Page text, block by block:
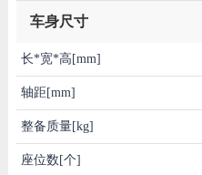
车身尺寸
长*宽*高[mm]
轴距[mm]
整备质量[kg]
座位数[个]